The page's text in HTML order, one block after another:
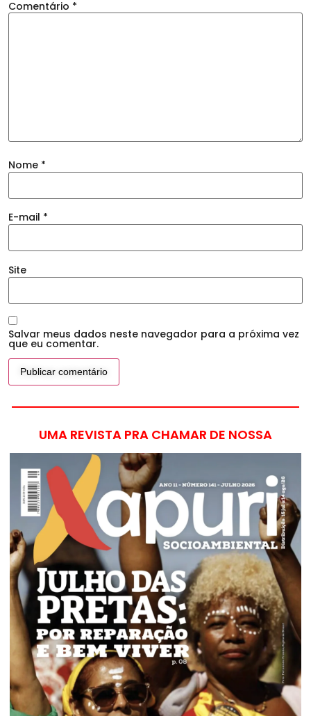
Comentário *
Nome *
E-mail *
Site
Salvar meus dados neste navegador para a próxima vez
que eu comentar.
UMA REVISTA PRA CHAMAR DE NOSSA